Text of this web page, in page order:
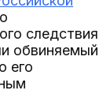
следствия
обвиняемый
его